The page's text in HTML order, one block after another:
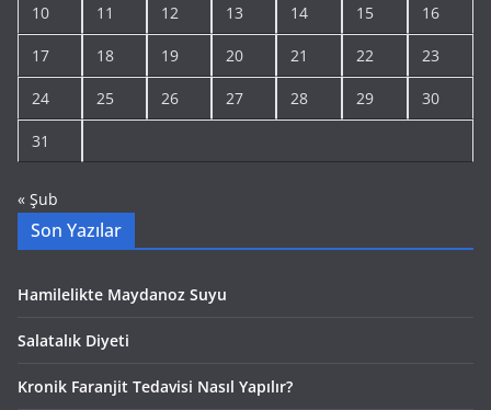
10 11 12 13 14 15 16
17 18 19 20 21 22 23
24 25 26 27 28 29 30
31
« Şub
Son Yazılar
Hamilelikte Maydanoz Suyu
Salatalık Diyeti
Kronik Faranjit Tedavisi Nasıl Yapılır?